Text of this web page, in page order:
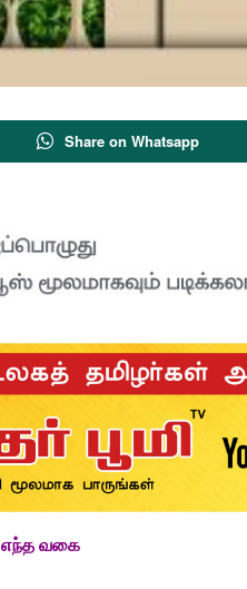
Share on Whatsapp
எந்த வகை